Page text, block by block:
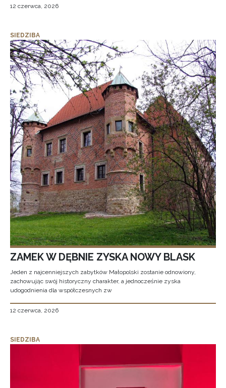
12 czerwca, 2026
SIEDZIBA
ZAMEK W DĘBNIE ZYSKA NOWY BLASK
Jeden z najcenniejszych zabytków Małopolski zostanie odnowiony,
zachowując swój historyczny charakter, a jednocześnie zyska
udogodnienia dla współczesnych zw
12 czerwca, 2026
SIEDZIBA